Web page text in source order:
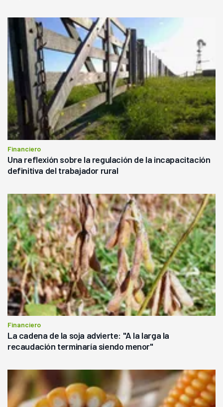
Financiero
Una reflexión sobre la regulación de la incapacitación
definitiva del trabajador rural
Financiero
La cadena de la soja advierte: "A la larga la
recaudación terminaría siendo menor"